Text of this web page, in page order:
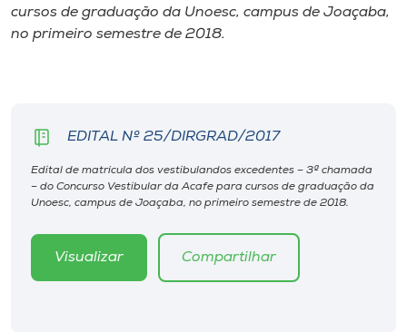
Cultura
Biblioteca
Editora
Rádio
cursos de graduação da Unoesc, campus de Joaçaba,
no primeiro semestre de 2018.
EDITAL Nº 25/DIRGRAD/2017
Edital de matrícula dos vestibulandos excedentes – 3ª chamada
– do Concurso Vestibular da Acafe para cursos de graduação da
Unoesc, campus de Joaçaba, no primeiro semestre de 2018.
Visualizar Compartilhar